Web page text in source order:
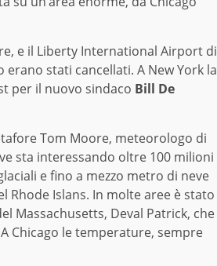
e il Liberty International Airport di
stati cancellati. A New York la
per il nuovo sindaco Bill De
Tom Moore, meteorologo di
sta interessando oltre 100 milioni
e fino a mezzo metro di neve
Rhode Islans. In molte aree è stato
Massachusetts, Deval Patrick, che
Chicago le temperature, sempre